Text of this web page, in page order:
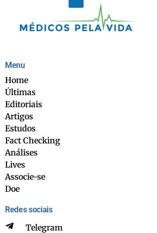
Menu
Home
Últimas
Editoriais
Artigos
Estudos
Fact Checking
Análises
Lives
Associe-se
Doe
Redes sociais
Telegram